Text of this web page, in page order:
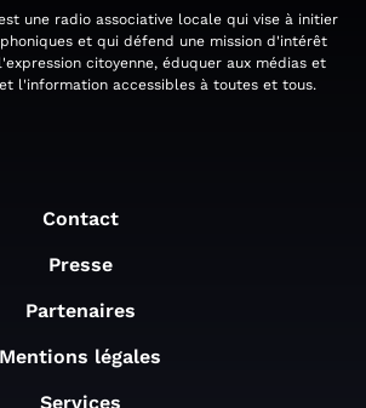
une radio associative locale qui vise à initier
et qui défend une mission d'intérêt
citoyenne, éduquer aux médias et
l'information accessibles à toutes et tous.
Contact
Presse
Partenaires
Mentions légales
Services